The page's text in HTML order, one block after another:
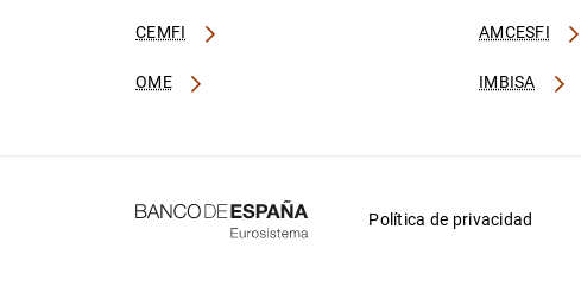
CEMFI AMCESFI
OME IMBISA
Política de privacidad